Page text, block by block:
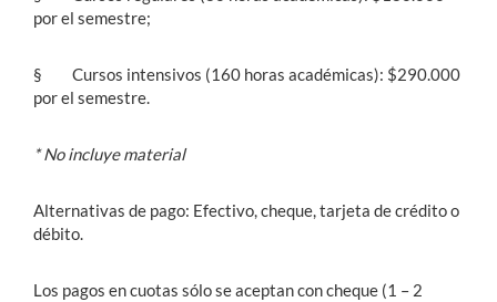
por el semestre;
§ Cursos intensivos (160 horas académicas): $290.000
por el semestre.
* No incluye material
Alternativas de pago: Efectivo, cheque, tarjeta de crédito o
débito.
Los pagos en cuotas sólo se aceptan con cheque (1 – 2